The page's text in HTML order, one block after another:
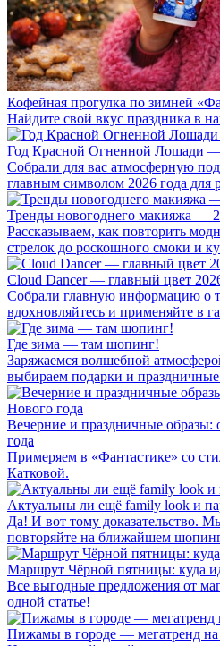
Кофейная прогулка по зимней
Найдите свой вкус праздника в
Год Красной Огненной Лошади
Собрали для вас атмосферную
главным символом 2026 года для
Тренды новогоднего макияжа —
Рассказываем, как повторить
стрелок до роскошного смоки и
Cloud Dancer — главный цвет
Собрали главную информацию о
вдохновляйтесь и применяйте в
Где зима — там шопинг!
Заряжаемся волшебной
выбираем подарки и
Вечерние и праздничные образы:
года
Примеряем в «Фантастике» со
Катковой.
Актуальны ли ещё family look и
Да! И вот тому доказательство.
повторяйте на ближайшем
Маршрут Чёрной пятницы: куда
Все выгодные предложения от
одной статье!
Пижамы в городе — мегатренд на